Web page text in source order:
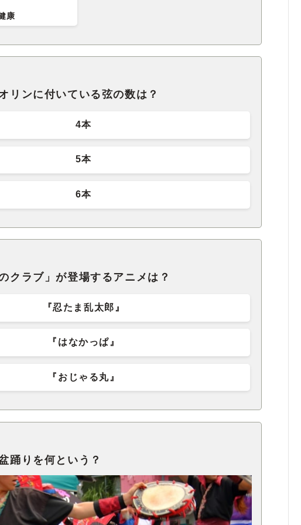
康
リンに付いている弦の数は？
4本
5本
6本
クラブ」が登場するアニメは？
『忍たま乱太郎』
『はなかっぱ』
『おじゃる丸』
踊りを何という？